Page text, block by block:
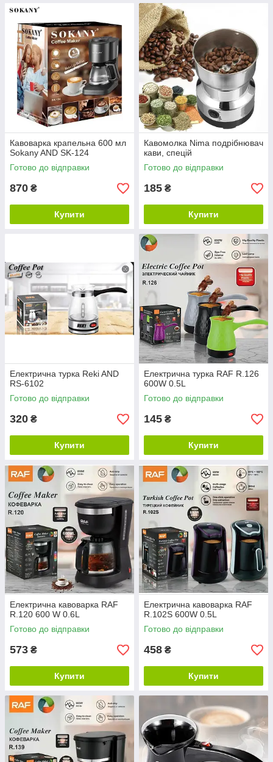
Кавоварка крапельна 600 мл
Sokany AND SK-124
Готово до відправки
870 ₴
Купити
Кавомолка Nima подрібнювач
кави, спецій
Готово до відправки
185 ₴
Купити
Електрична турка Reki AND
RS-6102
Готово до відправки
320 ₴
Купити
Електрична турка RAF R.126
600W 0.5L
Готово до відправки
145 ₴
Купити
Електрична кавоварка RAF
R.120 600 W 0.6L
Готово до відправки
573 ₴
Купити
Електрична кавоварка RAF
R.102S 600W 0.5L
Готово до відправки
458 ₴
Купити